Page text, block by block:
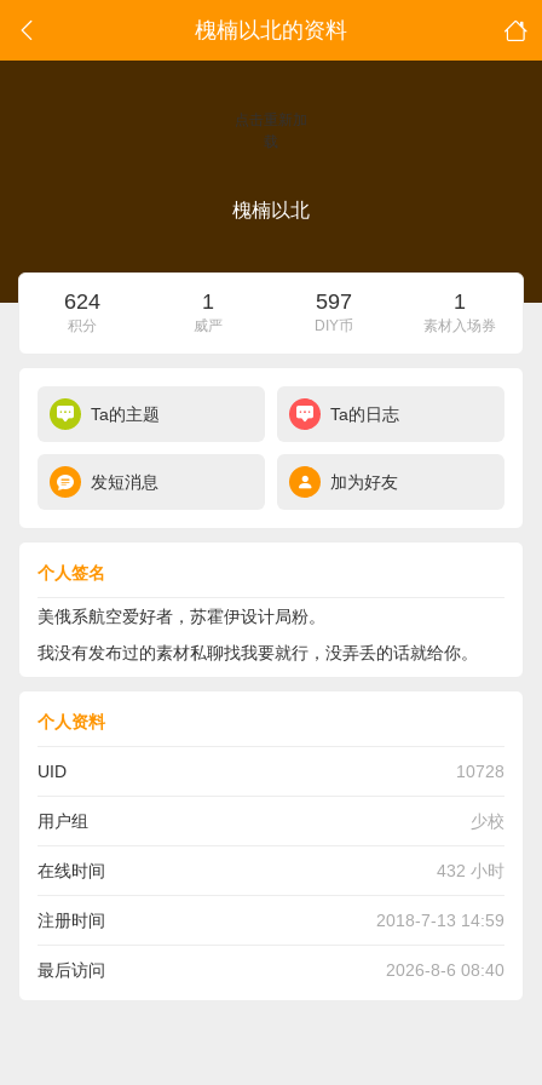
槐楠以北的资料
点击重新加
载
槐楠以北
624
积分
1
威严
597
DIY币
1
素材入场券
Ta的主题 Ta的日志
发短消息 加为好友
个人签名
美俄系航空爱好者，苏霍伊设计局粉。
我没有发布过的素材私聊找我要就行，没弄丢的话就给你。
个人资料
UID 10728
用户组 少校
在线时间 432 小时
注册时间 2018-7-13 14:59
最后访问 2026-8-6 08:40